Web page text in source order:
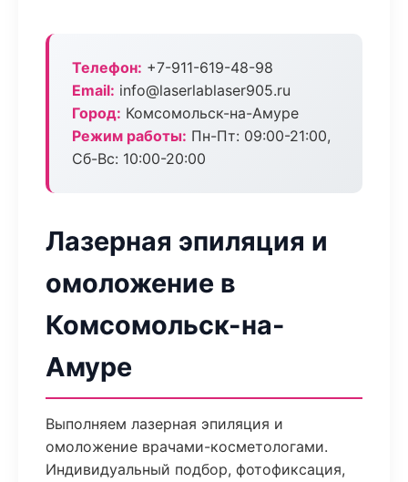
Телефон: +7-911-619-48-98
Email: info@laserlablaser905.ru
Город: Комсомольск-на-Амуре
Режим работы: Пн-Пт: 09:00-21:00,
Сб-Вс: 10:00-20:00
Лазерная эпиляция и
омоложение в
Комсомольск-на-
Амуре
Выполняем лазерная эпиляция и
омоложение врачами-косметологами.
Индивидуальный подбор, фотофиксация,